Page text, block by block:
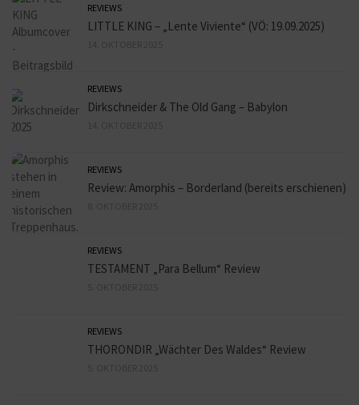
REVIEWS
LITTLE KING – „Lente Viviente“ (VÖ: 19.09.2025)
REVIEWS
Dirkschneider & The Old Gang – Babylon
REVIEWS
Review: Amorphis – Borderland (bereits erschienen)
REVIEWS
TESTAMENT „Para Bellum“ Review
REVIEWS
THORONDIR „Wächter Des Waldes“ Review